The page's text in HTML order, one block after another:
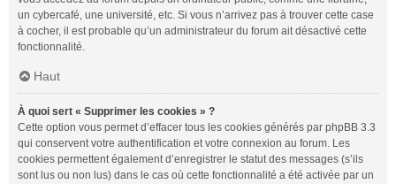
un cybercafé, une université, etc. Si vous n’arrivez pas à trouver cette case
à cocher, il est probable qu’un administrateur du forum ait désactivé cette
fonctionnalité.
Haut
À quoi sert « Supprimer les cookies » ?
Cette option vous permet d’effacer tous les cookies générés par phpBB 3.3
qui conservent votre authentification et votre connexion au forum. Les
cookies permettent également d’enregistrer le statut des messages (s’ils
sont lus ou non lus) dans le cas où cette fonctionnalité a été activée par un